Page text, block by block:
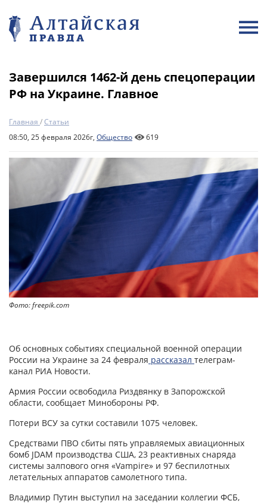
Завершился 1462-й день спецоперации
РФ на Украине. Главное
Главная /Статьи
08:50, 25 февраля 2026г, Общество 619
Фото: freepik.com
Об основных событиях специальной военной операции
России на Украине за 24 февраля рассказал телеграм-
канал РИА Новости.
Армия России освободила Риздвянку в Запорожской
области, сообщает Минобороны РФ.
Потери ВСУ за сутки составили 1075 человек.
Средствами ПВО сбиты пять управляемых авиационных
бомб JDAM производства США, 23 реактивных снаряда
системы залпового огня «Vampire» и 97 беспилотных
летательных аппаратов самолетного типа.
Владимир Путин выступил на заседании коллегии ФСБ,